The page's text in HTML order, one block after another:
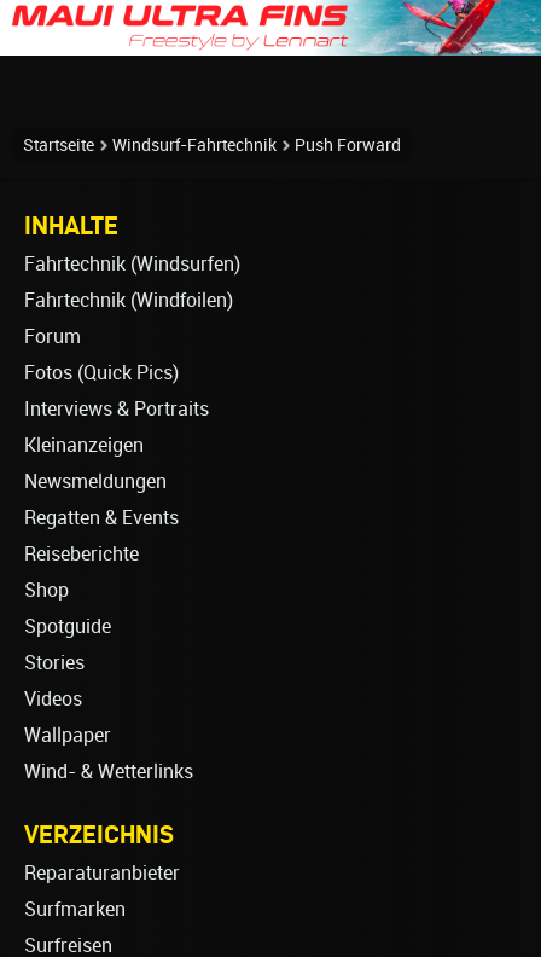
Startseite Windsurf-Fahrtechnik Push Forward
INHALTE
Fahrtechnik (Windsurfen)
Fahrtechnik (Windfoilen)
Forum
Fotos (Quick Pics)
Interviews & Portraits
Kleinanzeigen
Newsmeldungen
Regatten & Events
Reiseberichte
Shop
Spotguide
Stories
Videos
Wallpaper
Wind- & Wetterlinks
VERZEICHNIS
Reparaturanbieter
Surfmarken
Surfreisen